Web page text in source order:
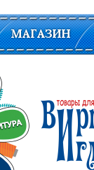
МАГАЗИН